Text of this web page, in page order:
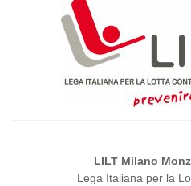
LILT Milano
Lega Italiana per la